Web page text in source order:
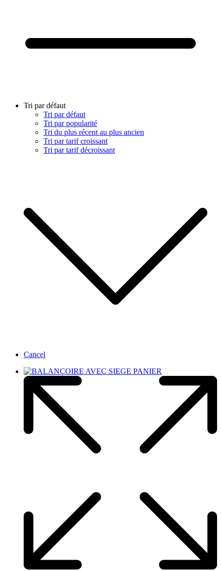
Tri par défaut
Tri par défaut
Tri par popularité
Tri du plus récent au plus ancien
Tri par tarif croissant
Tri par tarif décroissant
Cancel